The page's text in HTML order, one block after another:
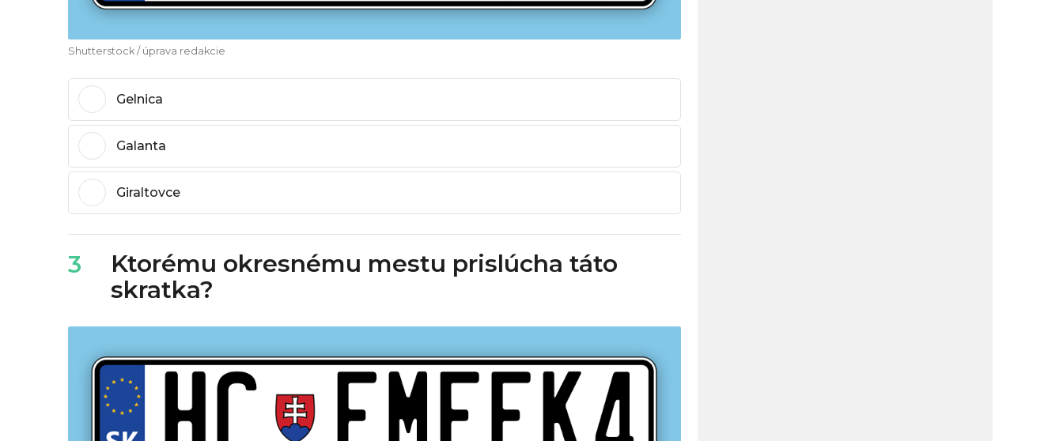
Shutterstock / úprava redakcie
Gelnica
Galanta
Giraltovce
3
Ktorému okresnému mestu prislúcha táto
skratka?